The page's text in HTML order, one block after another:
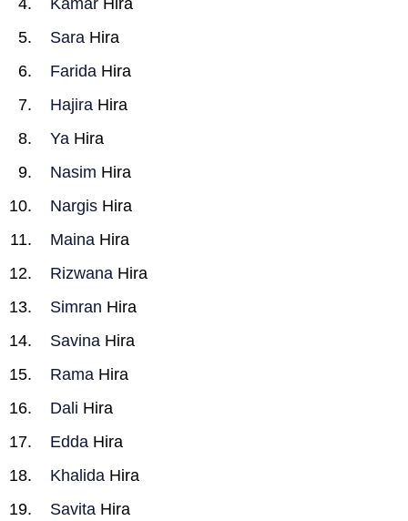
Kamar Hira
Sara Hira
Farida Hira
Hajira Hira
Ya Hira
Nasim Hira
Nargis Hira
Maina Hira
Rizwana Hira
Simran Hira
Savina Hira
Rama Hira
Dali Hira
Edda Hira
Khalida Hira
Savita Hira